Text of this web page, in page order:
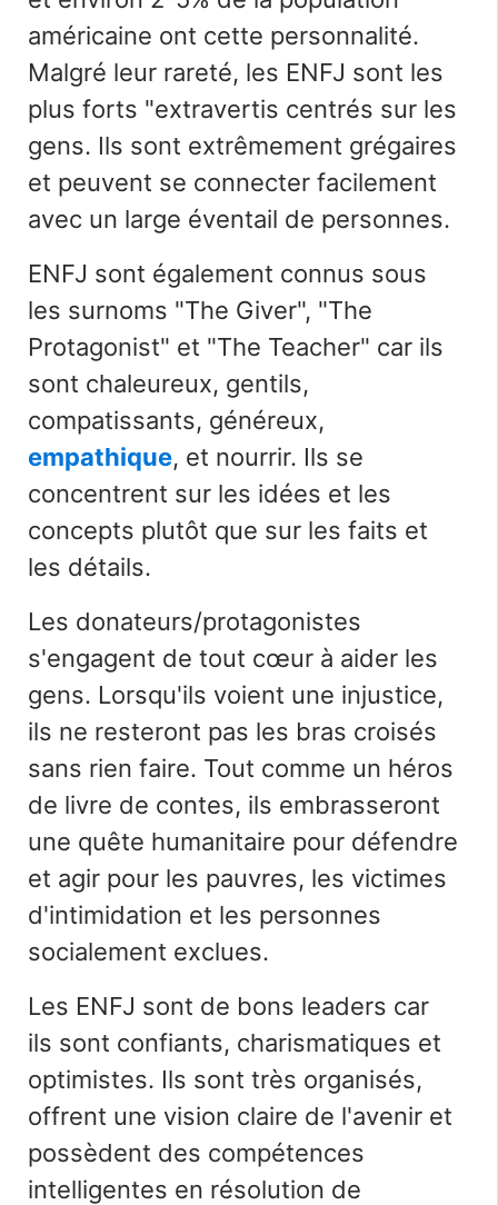
américaine ont cette personnalité.
Malgré leur rareté, les ENFJ sont les
plus forts "extravertis centrés sur les
gens. Ils sont extrêmement grégaires
et peuvent se connecter facilement
avec un large éventail de personnes.
ENFJ sont également connus sous
les surnoms "The Giver", "The
Protagonist" et "The Teacher" car ils
sont chaleureux, gentils,
compatissants, généreux,
empathique, et nourrir. Ils se
concentrent sur les idées et les
concepts plutôt que sur les faits et
les détails.
Les donateurs/protagonistes
s'engagent de tout cœur à aider les
gens. Lorsqu'ils voient une injustice,
ils ne resteront pas les bras croisés
sans rien faire. Tout comme un héros
de livre de contes, ils embrasseront
une quête humanitaire pour défendre
et agir pour les pauvres, les victimes
d'intimidation et les personnes
socialement exclues.
Les ENFJ sont de bons leaders car
ils sont confiants, charismatiques et
optimistes. Ils sont très organisés,
offrent une vision claire de l'avenir et
possèdent des compétences
intelligentes en résolution de